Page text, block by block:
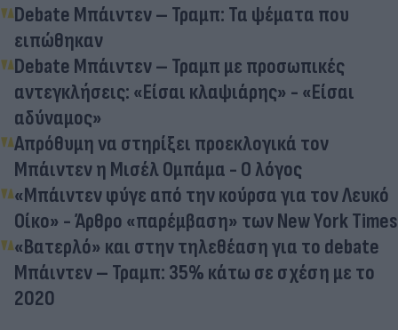
Debate Μπάιντεν – Τραμπ: Τα ψέματα που
ειπώθηκαν
Debate Μπάιντεν – Τραμπ με προσωπικές
αντεγκλήσεις: «Είσαι κλαψιάρης» - «Είσαι
αδύναμος»
Απρόθυμη να στηρίξει προεκλογικά τον
Μπάιντεν η Μισέλ Ομπάμα - Ο λόγος
«Μπάιντεν φύγε από την κούρσα για τον Λευκό
Οίκο» - Άρθρο «παρέμβαση» των New York Times
«Βατερλό» και στην τηλεθέαση για το debate
Μπάιντεν – Τραμπ: 35% κάτω σε σχέση με το
2020